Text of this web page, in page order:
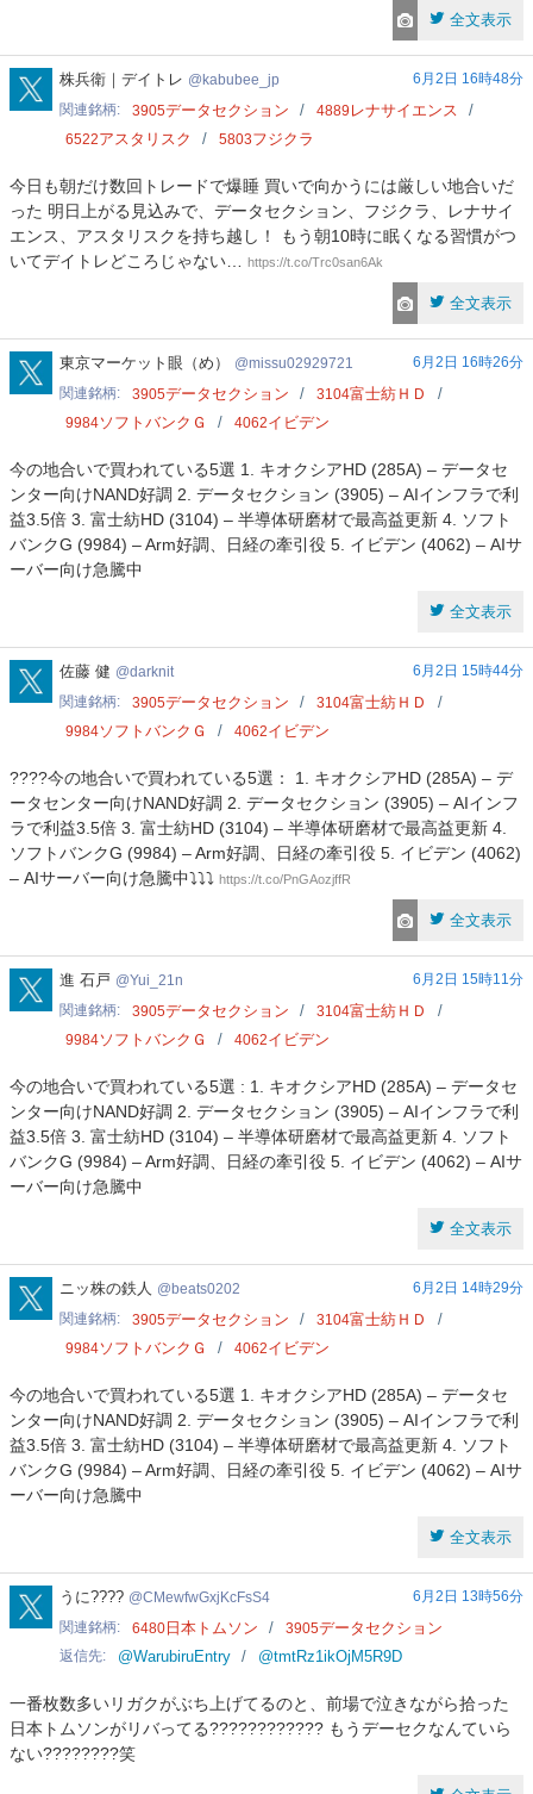
全文表示
kabubee_jp
株兵衛｜デイトレ kabubee_jp
6月2日 16時48分
関連銘柄
3905データセクション 4889 レナサイエンス
6522アスタリスク 5803フジクラ
今日も朝だけ数回トレードで爆睡 買いで向かうには厳しい地合いだ
った 明日上がる見込みで、データセクション、フジクラ、レナサイ
エンス、アスタリスクを持ち越し！ もう朝10時に眠くなる習慣がつ
いてデイトレどころじゃない…
https://t.co/Trc0san6Ak
全文表示
missu02929721
東京マーケット眼（め） missu02929721
6月2日 16時26分
関連銘柄
3905データセクション 3104富士紡ＨＤ
9984ソフトバンクＧ 4062イビデン
今の地合いで買われている5選 1. キオクシアHD (285A) – データセ
ンター向けNAND好調 2. データセクション (3905) – AIインフラで利
益3.5倍 3. 富士紡HD (3104) – 半導体研磨材で最高益更新 4. ソフト
バンクG (9984) – Arm好調、日経の牽引役 5. イビデン (4062) – AIサ
ーバー向け急騰中
全文表示
darknit
佐藤 健 darknit
6月2日 15時44分
関連銘柄
3905データセクション 3104富士紡ＨＤ
9984ソフトバンクＧ 4062イビデン
????今の地合いで買われている5選： 1. キオクシアHD (285A) – デ
ータセンター向けNAND好調 2. データセクション (3905) – AIインフ
ラで利益3.5倍 3. 富士紡HD (3104) – 半導体研磨材で最高益更新 4.
ソフトバンクG (9984) – Arm好調、日経の牽引役 5. イビデン (4062)
– AIサーバー向け急騰中⤵️⤵️⤵️ https://t.co/PnGAozjffR
全文表示
Yui_21n
進 石戸 Yui_21n
6月2日 15時11分
関連銘柄
3905データセクション 3104富士紡ＨＤ
9984ソフトバンクＧ 4062イビデン
今の地合いで買われている5選 : 1. キオクシアHD (285A) – データセ
ンター向けNAND好調 2. データセクション (3905) – AIインフラで利
益3.5倍 3. 富士紡HD (3104) – 半導体研磨材で最高益更新 4. ソフト
バンクG (9984) – Arm好調、日経の牽引役 5. イビデン (4062) – AIサ
ーバー向け急騰中
全文表示
beats0202
ニッ株の鉄人 beats0202
6月2日 14時29分
関連銘柄
3905データセクション 3104富士紡ＨＤ
9984ソフトバンクＧ 4062イビデン
今の地合いで買われている5選 1. キオクシアHD (285A) – データセ
ンター向けNAND好調 2. データセクション (3905) – AIインフラで利
益3.5倍 3. 富士紡HD (3104) – 半導体研磨材で最高益更新 4. ソフト
バンクG (9984) – Arm好調、日経の牽引役 5. イビデン (4062) – AIサ
ーバー向け急騰中
全文表示
CMewfwGxjKcFsS4
うに???? CMewfwGxjKcFsS4
6月2日 13時56分
関連銘柄
6480 日本トムソン 3905データセクション
返信先 @WarubiruEntry @tmtRz1ikOjM5R9D
一番枚数多いリガクがぶち上げてるのと、前場で泣きながら拾った
日本トムソンがリバってる???????????? もうデーセクなんていら
ない????????笑